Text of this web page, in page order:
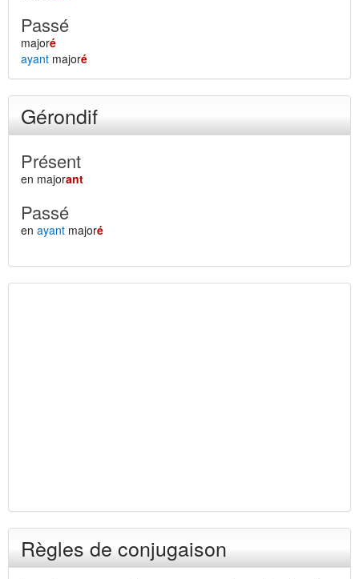
Passé
majoré
ayant majoré
Gérondif
Présent
en majorant
Passé
en ayant majoré
Règles de conjugaison